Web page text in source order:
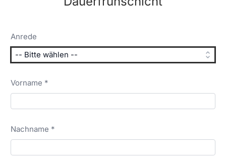
Anrede
Vorname *
Nachname *